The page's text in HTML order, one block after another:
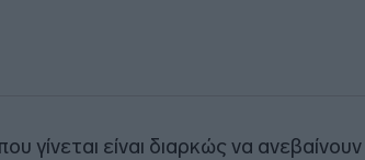
γίνεται είναι διαρκώς να ανεβαίνουν